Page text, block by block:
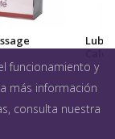
Calor
> Efecto
funcionamiento y
más información
consulta nuestra